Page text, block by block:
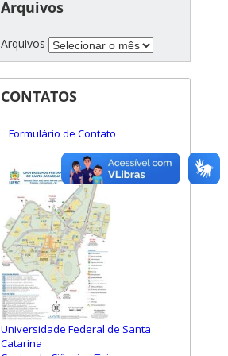
Arquivos
Arquivos
CONTATOS
Formulário de Contato
Universidade Federal de Santa
Catarina